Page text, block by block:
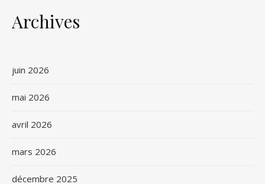
Archives
juin 2026
mai 2026
avril 2026
mars 2026
décembre 2025